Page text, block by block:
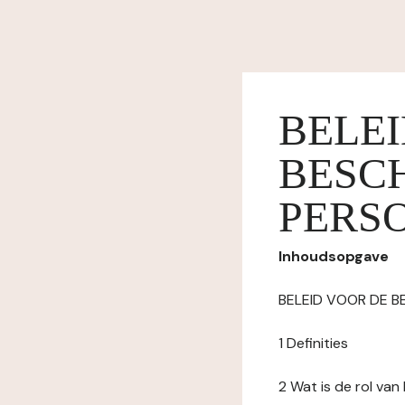
Inhoudsopgave
BELEID VOOR DE
1 Definities
2 Wat is de rol